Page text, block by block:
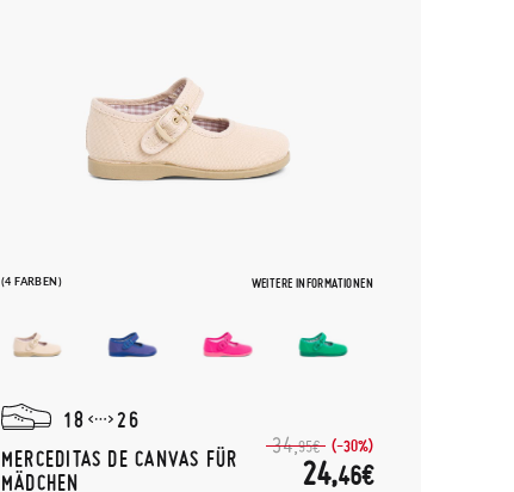
(4 FARBEN) WEITERE INFORMATIONEN
18
26
MERCEDITAS DE CANVAS FÜR
MÄDCHEN
34,95€ (-30%)
24,46€